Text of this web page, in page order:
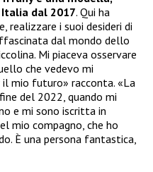
dal 2017. Qui ha
realizzare i suoi desideri di
dal mondo dello
Mi piaceva osservare
che vedevo mi
mio futuro» racconta. «La
del 2022, quando mi
e mi sono iscritta in
mio compagno, che ho
È una persona fantastica,